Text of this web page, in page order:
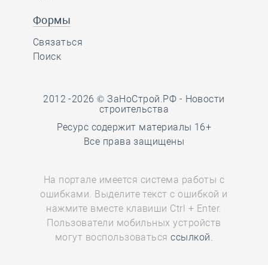
Формы
Связаться
Поиск
2012 -2026 © ЗаНоСтрой.РФ - Новости
строительства
Ресурс содержит материалы 16+
Все права защищены
На портале имеется система работы с
ошибками. Выделите текст с ошибкой и
нажмите вместе клавиши Ctrl + Enter.
Пользователи мобильных устройств
могут воспользоватьсяссылкой.